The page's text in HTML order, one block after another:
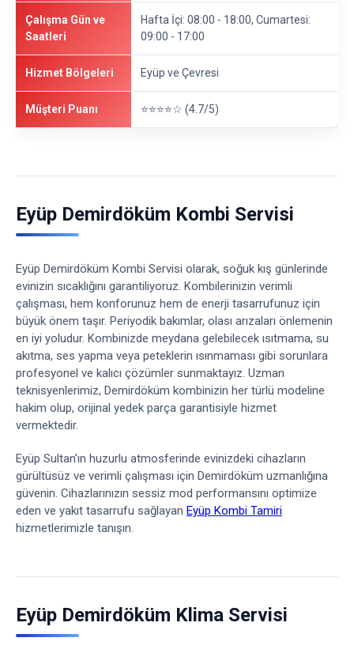
Çalışma Gün ve
Saatleri
Hafta İçi: 08:00 - 18:00, Cumartesi:
09:00 - 17:00
Hizmet Bölgeleri Eyüp ve Çevresi
Müşteri Puanı ⭐⭐⭐⭐☆ (4.7/5)
Eyüp Demirdöküm Kombi Servisi
Eyüp Demirdöküm Kombi Servisi olarak, soğuk kış günlerinde
evinizin sıcaklığını garantiliyoruz. Kombilerinizin verimli
çalışması, hem konforunuz hem de enerji tasarrufunuz için
büyük önem taşır. Periyodik bakımlar, olası arızaları önlemenin
en iyi yoludur. Kombinizde meydana gelebilecek ısıtmama, su
akıtma, ses yapma veya peteklerin ısınmaması gibi sorunlara
profesyonel ve kalıcı çözümler sunmaktayız. Uzman
teknisyenlerimiz, Demirdöküm kombinizin her türlü modeline
hakim olup, orijinal yedek parça garantisiyle hizmet
vermektedir.
Eyüp Sultan'ın huzurlu atmosferinde evinizdeki cihazların
gürültüsüz ve verimli çalışması için Demirdöküm uzmanlığına
güvenin. Cihazlarınızın sessiz mod performansını optimize
eden ve yakıt tasarrufu sağlayan Eyüp Kombi Tamiri
hizmetlerimizle tanışın.
Eyüp Demirdöküm Klima Servisi